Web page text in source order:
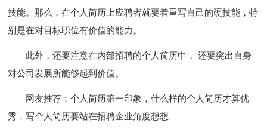
技能。那么，在个人简历上应聘者就要着重写自己的硬技能，特
别是在对目标职位有价值的能力。
此外，还要注意在内部招聘的个人简历中， 还要突出自身
对公司发展所能够起到价值。
网友推荐：个人简历第一印象，什么样的个人简历才算优
秀，写个人简历要站在招聘企业角度想想